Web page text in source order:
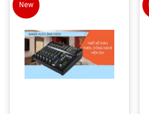
New